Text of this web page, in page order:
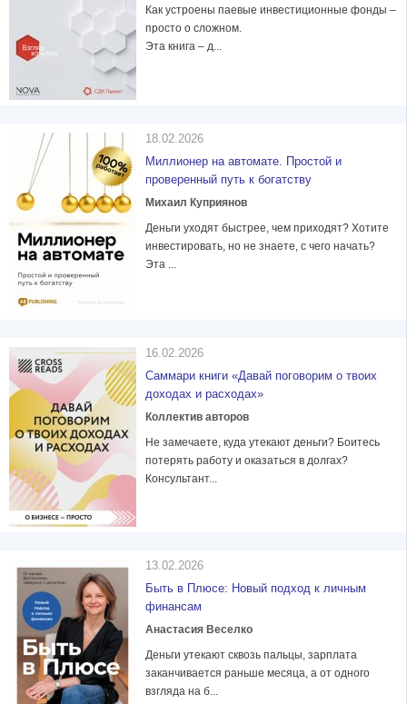
Как устроены паевые инвестиционные фонды –
просто о сложном.
Эта книга – д...
18.02.2026
Миллионер на автомате. Простой и
проверенный путь к богатству
Михаил Куприянов
Деньги уходят быстрее, чем приходят? Хотите
инвестировать, но не знаете, с чего начать?
Эта ...
16.02.2026
Саммари книги «Давай поговорим о твоих
доходах и расходах»
Коллектив авторов
Не замечаете, куда утекают деньги? Боитесь
потерять работу и оказаться в долгах?
Консультант...
13.02.2026
Быть в Плюсе: Новый подход к личным
финансам
Анастасия Веселко
Деньги утекают сквозь пальцы, зарплата
заканчивается раньше месяца, а от одного
взгляда на б...